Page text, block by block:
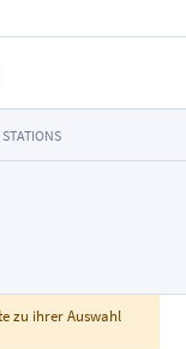
zu ihrer Auswahl